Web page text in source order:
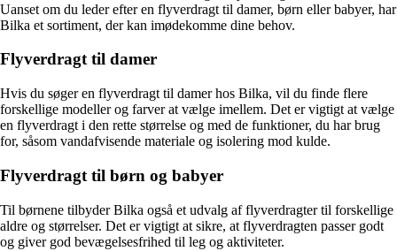
Uanset om du leder efter en flyverdragt til damer, børn eller babyer, har
Bilka et sortiment, der kan imødekomme dine behov.
Flyverdragt til damer
Hvis du søger en flyverdragt til damer hos Bilka, vil du finde flere
forskellige modeller og farver at vælge imellem. Det er vigtigt at vælge
en flyverdragt i den rette størrelse og med de funktioner, du har brug
for, såsom vandafvisende materiale og isolering mod kulde.
Flyverdragt til børn og babyer
Til børnene tilbyder Bilka også et udvalg af flyverdragter til forskellige
aldre og størrelser. Det er vigtigt at sikre, at flyverdragten passer godt
og giver god bevægelsesfrihed til leg og aktiviteter.